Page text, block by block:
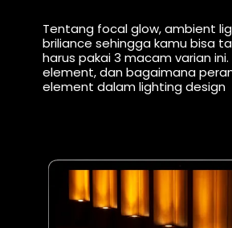
Tentang focal glow, ambient
briliance sehingga kamu bisa
harus pakai 3 macam varian
element, dan bagaimana
element dalam lighting design